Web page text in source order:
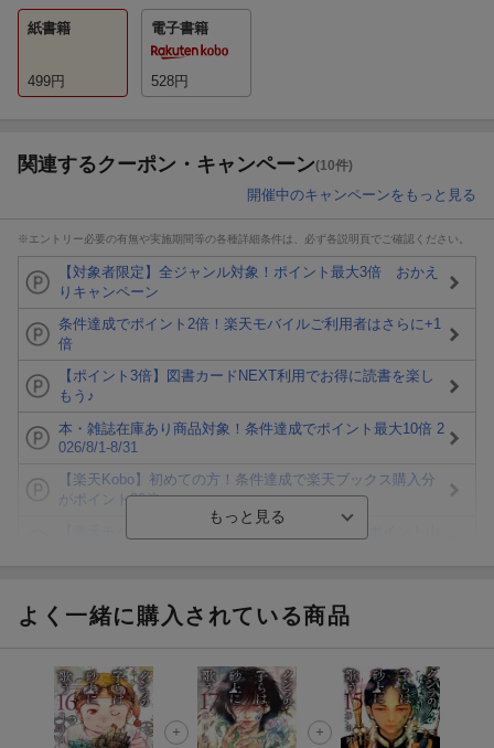
紙書籍
499円
電子書籍
528円
関連するクーポン・キャンペーン(10件)
開催中のキャンペーンをもっと見る
※エントリー必要の有無や実施期間等の各種詳細条件は、必ず各説明頁でご確認ください。
【対象者限定】全ジャンル対象！ポイント最大3倍 おかえ
りキャンペーン
条件達成でポイント2倍！楽天モバイルご利用者はさらに+1
倍
【ポイント3倍】図書カードNEXT利用でお得に読書を楽し
もう♪
本・雑誌在庫あり商品対象！条件達成でポイント最大10倍 2
026/8/1-8/31
【楽天Kobo】初めての方！条件達成で楽天ブックス購入分
がポイント20倍
ト山分け
エントリー＆3,000円以上購入で無料データSIM（3GB/月プ
ラン）が当たる！
楽天モバイル紹介キャンペーンの拡散で300円OFFクーポン
よく一緒に購入されている商品